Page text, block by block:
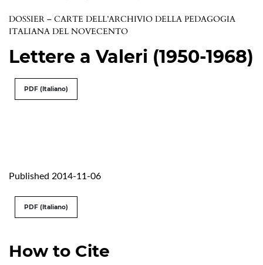
DOSSIER – CARTE DELL’ARCHIVIO DELLA PEDAGOGIA
ITALIANA DEL NOVECENTO
Lettere a Valeri (1950-1968)
PDF (Italiano)
Published 2014-11-06
How to Cite
PDF (Italiano)